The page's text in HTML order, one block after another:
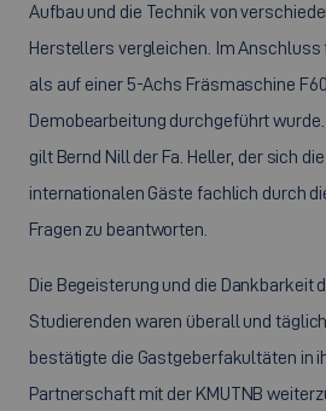
Aufbau und die Technik von
Herstellers vergleichen. Im Anschluss
als auf einer 5-Achs Fräsmaschine
Demobearbeitung durchgeführt
gilt Bernd Nill der Fa. Heller, der sich
internationalen Gäste fachlich durch
Fragen zu beantworten.
Die Begeisterung und die Dankbarkeit
Studierenden waren überall und
bestätigte die Gastgeberfakultäten in
Partnerschaft mit der KMUTNB